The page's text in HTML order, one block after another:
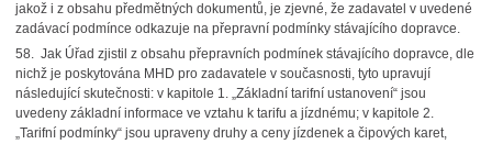
jakož i z obsahu předmětných dokumentů, je zjevné, že zadavatel v uvedené
zadávací podmínce odkazuje na přepravní podmínky stávajícího dopravce.
58. Jak Úřad zjistil z obsahu přepravních podmínek stávajícího dopravce, dle
nichž je poskytována MHD pro zadavatele v současnosti, tyto upravují
následující skutečnosti: v kapitole 1. „Základní tarifní ustanovení“ jsou
uvedeny základní informace ve vztahu k tarifu a jízdnému; v kapitole 2.
„Tarifní podmínky“ jsou upraveny druhy a ceny jízdenek a čipových karet,